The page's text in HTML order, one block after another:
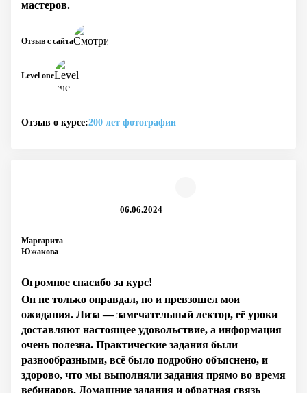
мастеров.
Level one
Отзыв с сайта
Отзыв о курсе:200 лет фотографии
Маргарита
Южакова
06.06.2024
Огромное спасибо за курс!
Он не только оправдал, но и превзошел мои
ожидания. Лиза — замечательный лектор, её уроки
доставляют настоящее удовольствие, а информация
очень полезна. Практические задания были
разнообразными, всё было подробно объяснено, и
здорово, что мы выполняли задания прямо во время
вебинаров. Домашние задания и обратная связь